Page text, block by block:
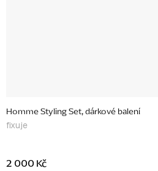
Homme Styling Set, dárkové balení
fixuje
2 000 Kč